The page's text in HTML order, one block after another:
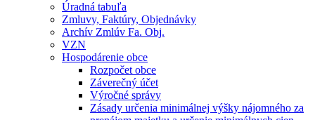
Úradná tabuľa
Zmluvy, Faktúry, Objednávky
Archív Zmlúv Fa. Obj.
VZN
Hospodárenie obce
Rozpočet obce
Záverečný účet
Výročné správy
Zásady určenia minimálnej výšky nájomného za